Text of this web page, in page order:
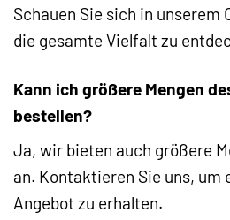
Schauen Sie sich in unserem
die gesamte Vielfalt zu
Kann ich größere Mengen
bestellen?
Ja, wir bieten auch größere
an. Kontaktieren Sie uns, um
Angebot zu erhalten.